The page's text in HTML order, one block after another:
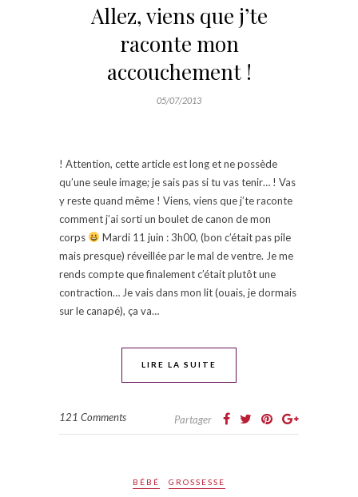
Allez, viens que j’te
raconte mon
accouchement !
05/07/2013
! Attention, cette article est long et ne possède
qu’une seule image; je sais pas si tu vas tenir… ! Vas
y reste quand même ! Viens, viens que j’te raconte
comment j’ai sorti un boulet de canon de mon
corps
Mardi 11 juin : 3h00, (bon c’était pas pile
mais presque) réveillée par le mal de ventre. Je me
rends compte que finalement c’était plutôt une
contraction… Je vais dans mon lit (ouais, je dormais
sur le canapé), ça va…
LIRE LA SUITE
121 Comments Partager
BÉBÉ GROSSESSE